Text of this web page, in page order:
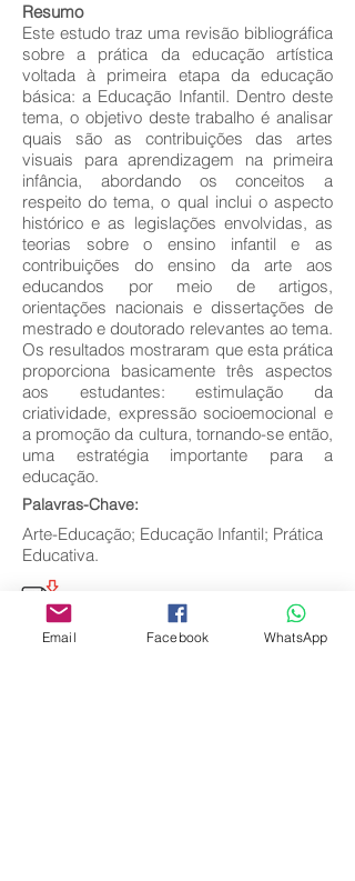
Resumo
Este estudo traz uma revisão bibliográfica
sobre a prática da educação artística
voltada à primeira etapa da educação
básica: a Educação Infantil. Dentro deste
tema, o objetivo deste trabalho é analisar
quais são as contribuições das artes
visuais para aprendizagem na primeira
infância, abordando os conceitos a
respeito do tema, o qual inclui o aspecto
histórico e as legislações envolvidas, as
teorias sobre o ensino infantil e as
contribuições do ensino da arte aos
educandos por meio de artigos,
orientações nacionais e dissertações de
mestrado e doutorado relevantes ao tema.
Os resultados mostraram que esta prática
proporciona basicamente três aspectos
aos estudantes: estimulação da
criatividade, expressão socioemocional e
a promoção da cultura, tornando-se então,
uma estratégia importante para a
educação.
Palavras-Chave:
Arte-Educação; Educação Infantil; Prática
Educativa.
Email Facebook WhatsApp